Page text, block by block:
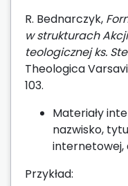
R. Bednarczyk,
w strukturach
teologicznej ks.
Theologica
103.
Materiały
nazwisko,
internetowej,
Przykład: